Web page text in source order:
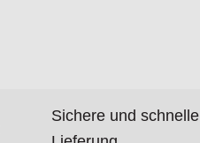
Sichere und schnelle